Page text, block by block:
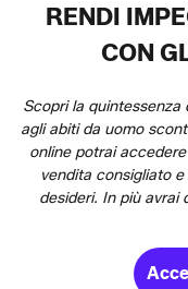
RENDI
CON
Scopri la quintessenza
agli abiti da uomo
online potrai
vendita consigliato
desideri. In più avrai